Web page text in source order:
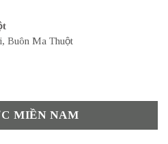
Buôn Ma Thuột
MIỀN NAM